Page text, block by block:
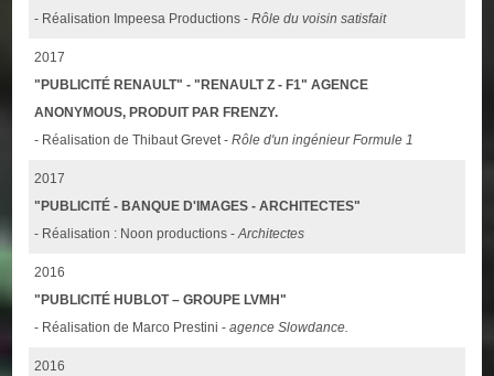
- Réalisation Impeesa Productions -Rôle du voisin satisfait
2017
"PUBLICITÉ RENAULT" - "RENAULT Z - F1" AGENCE
ANONYMOUS, PRODUIT PAR FRENZY.
- Réalisation de Thibaut Grevet -Rôle d'un ingénieur Formule 1
2017
"PUBLICITÉ - BANQUE D'IMAGES - ARCHITECTES"
- Réalisation : Noon productions -Architectes
2016
"PUBLICITÉ HUBLOT – GROUPE LVMH"
- Réalisation de Marco Prestini -agence Slowdance.
2016